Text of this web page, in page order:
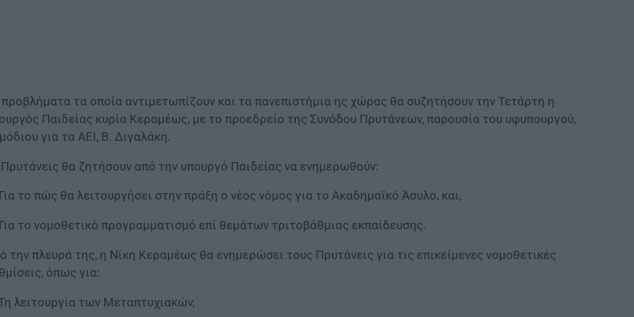
τα οποία αντιμετωπίζουν και τα πανεπιστήμια ης χώρας θα συζητήσουν την Τετάρτη η
Παιδείας κυρία Κεραμέως, με το προεδρείο της Συνόδου Πρυτάνεων, παρουσία του υφυπουργού,
για τα ΑΕΙ, Β. Διγαλάκη.
θα ζητήσουν από την υπουργό Παιδείας να ενημερωθούν:
το πώς θα λειτουργήσει στην πράξη ο νέος νόμος για το Ακαδημαϊκό Άσυλο, και,
το νομοθετικό προγραμματισμό επί θεμάτων τριτοβάθμιας εκπαίδευσης.
την πλευρά της, η Νίκη Κεραμέως θα ενημερώσει τους Πρυτάνεις για τις επικείμενες νομοθετικές
όπως για:
λειτουργία των Μεταπτυχιακών,